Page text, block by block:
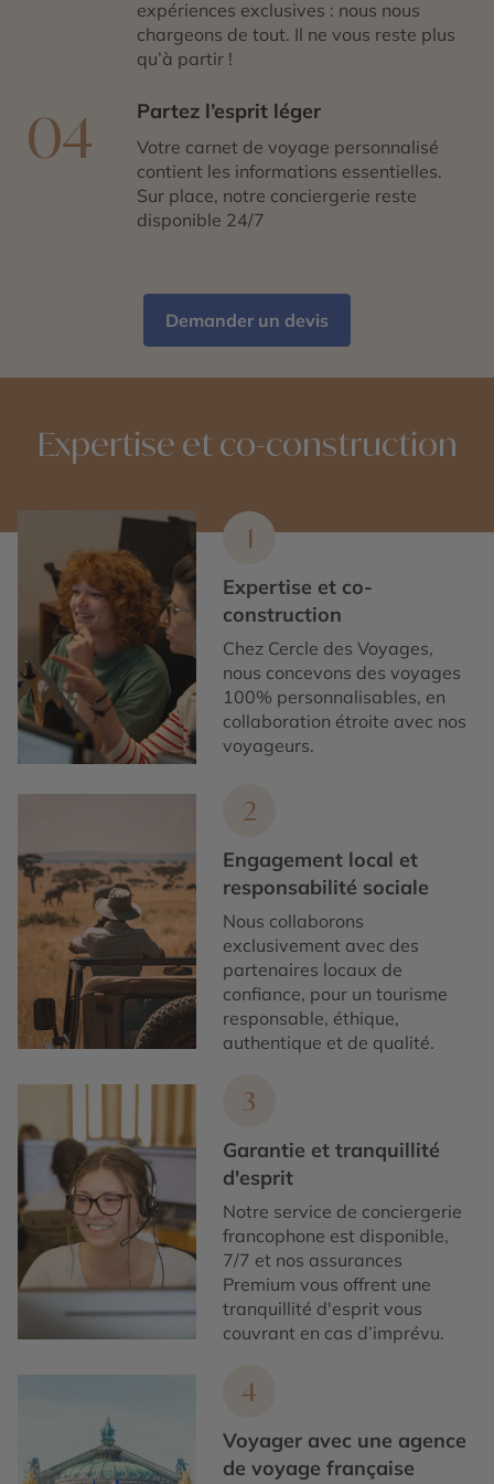
expériences exclusives : nous nous
chargeons de tout. Il ne vous reste plus
qu’à partir !
04 Partez l’esprit léger
Votre carnet de voyage personnalisé
contient les informations essentielles.
Sur place, notre conciergerie reste
disponible 24/7
Demander un devis
Expertise et co-construction
1
Expertise et co-
construction
Chez Cercle des Voyages,
nous concevons des voyages
100% personnalisables, en
collaboration étroite avec nos
voyageurs.
2
Engagement local et
responsabilité sociale
Nous collaborons
exclusivement avec des
partenaires locaux de
confiance, pour un tourisme
responsable, éthique,
authentique et de qualité.
3
Garantie et tranquillité
d'esprit
Notre service de conciergerie
francophone est disponible,
7/7 et nos assurances
Premium vous offrent une
tranquillité d'esprit vous
couvrant en cas d’imprévu.
4
Voyager avec une agence
de voyage française